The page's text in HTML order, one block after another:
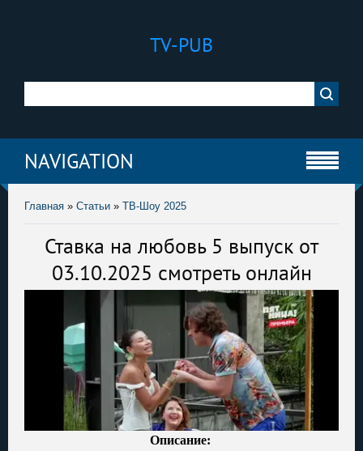
TV-PUB
NAVIGATION
Главная » Статьи » ТВ-Шоу 2025
Ставка на любовь 5 выпуск от
03.10.2025 смотреть онлайн
Описание: